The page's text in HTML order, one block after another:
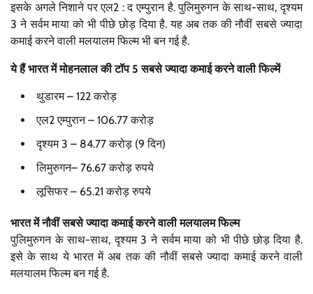
इसके अगले निशाने पर एल2 : द एम्पुरान है. पुलिमुरुगन के साथ-साथ, दृश्यम
3 ने सर्वम माया को भी पीछे छोड़ दिया है. यह अब तक की नौवीं सबसे ज्यादा
कमाई करने वाली मलयालम फिल्म भी बन गई है.
ये हैं भारत में मोहनलाल की टॉप 5 सबसे ज्यादा कमाई करने वाली फिल्में
थुडारम – 122 करोड़
एल2 एम्पुरान – 106.77 करोड़
दृश्यम 3 – 84.77 करोड़ (9 दिन)
लिमुरुगन– 76.67 करोड़ रुपये
लूसिफर – 65.21 करोड़ रुपये
भारत में नौवीं सबसे ज्यादा कमाई करने वाली मलयालम फिल्म
पुलिमुरुगन के साथ-साथ, दृश्यम 3 ने सर्वम माया को भी पीछे छोड़ दिया है.
इसे के साथ ये भारत में अब तक की नौवीं सबसे ज्यादा कमाई करने वाली
मलयालम फिल्म बन गई है.